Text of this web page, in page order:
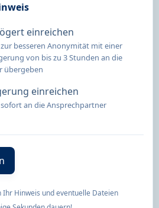
einreichen
besseren Anonymität mit einer
von bis zu 3 Stunden an die
übergeben
einreichen
an die Ansprechpartner
Ihr Hinweis und eventuelle Dateien